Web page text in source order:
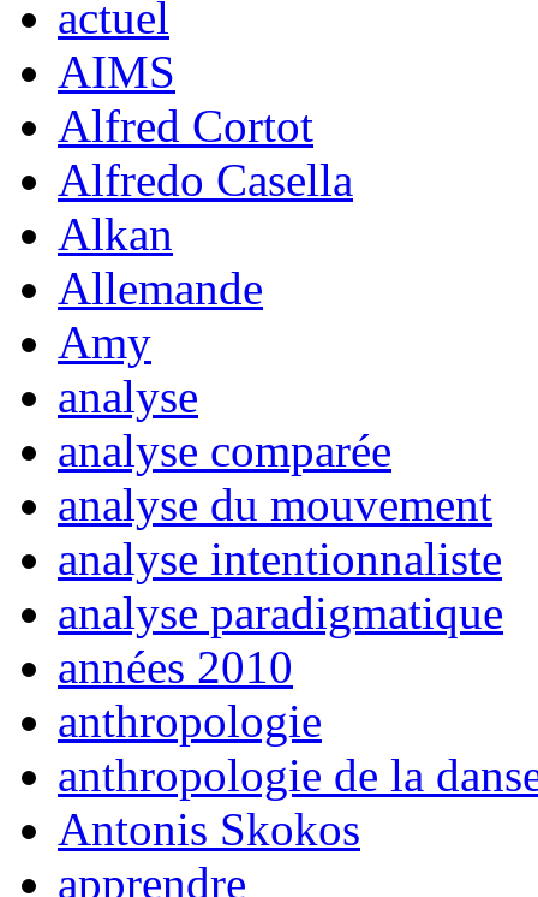
actuel
AIMS
Alfred Cortot
Alfredo Casella
Alkan
Allemande
Amy
analyse
analyse comparée
analyse du mouvement
analyse intentionnaliste
analyse paradigmatique
années 2010
anthropologie
anthropologie de la
Antonis Skokos
apprendre